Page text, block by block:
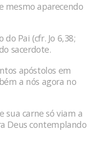
mesmo aparecendo
Pai (cfr. Jo 6,38;
sacerdote.
após­tolos em
a nós agora no
sua carne só viam a
Deus contemplan­do